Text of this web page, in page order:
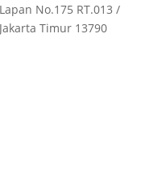
No.175 RT.013 /
Timur 13790